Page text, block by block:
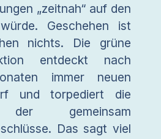
„zeitnah“ auf den
Geschehen ist
nichts. Die grüne
entdeckt nach
immer neuen
und torpediert die
der gemeinsam
Das sagt viel